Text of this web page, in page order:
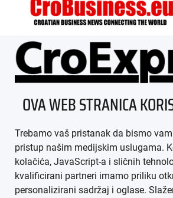
ÜBER UNS
IMPRESSUM
AGB
OVA WEB STRANICA
Trebamo vaš pristanak da bismo
pristup našim medijskim uslugama.
kolačića, JavaScript-a i sličnih
kvalificirani partneri imamo priliku
personalizirani sadržaj i oglase.